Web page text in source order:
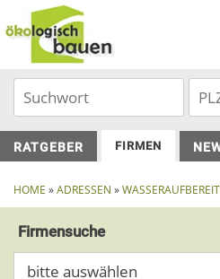
to
content
RATGEBER FIRMEN
HOME »ADRESSEN »
Firmensuche